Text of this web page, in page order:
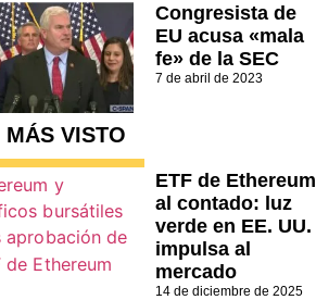
Congresista de
EU acusa «mala
fe» de la SEC
7 de abril de 2023
MÁS VISTO
ETF de Ethereum
al contado: luz
verde en EE. UU.
impulsa al
mercado
14 de diciembre de 2025